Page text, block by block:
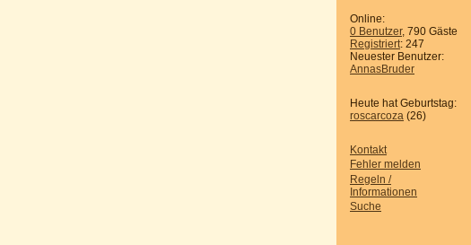
Online:
0 Benutzer, 790 Gäste
Registriert: 247
Neuester Benutzer:
AnnasBruder
Heute hat Geburtstag:
roscarcoza (26)
Kontakt
Fehler melden
Regeln /
Informationen
Suche